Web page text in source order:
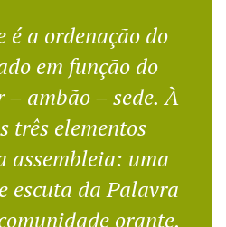
a ordenação do
em função do
ambão – sede. À
três elementos
assembleia: uma
escuta da Palavra
orante,